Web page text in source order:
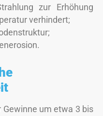
zur Erhöhung
verhindert;
Gewinne um etwa 3 bis